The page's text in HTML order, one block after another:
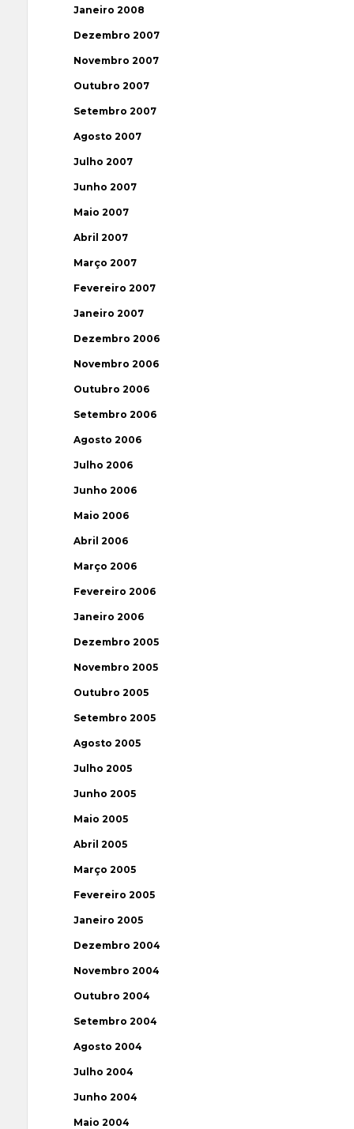
Janeiro 2008
Dezembro 2007
Novembro 2007
Outubro 2007
Setembro 2007
Agosto 2007
Julho 2007
Junho 2007
Maio 2007
Abril 2007
Março 2007
Fevereiro 2007
Janeiro 2007
Dezembro 2006
Novembro 2006
Outubro 2006
Setembro 2006
Agosto 2006
Julho 2006
Junho 2006
Maio 2006
Abril 2006
Março 2006
Fevereiro 2006
Janeiro 2006
Dezembro 2005
Novembro 2005
Outubro 2005
Setembro 2005
Agosto 2005
Julho 2005
Junho 2005
Maio 2005
Abril 2005
Março 2005
Fevereiro 2005
Janeiro 2005
Dezembro 2004
Novembro 2004
Outubro 2004
Setembro 2004
Agosto 2004
Julho 2004
Junho 2004
Maio 2004